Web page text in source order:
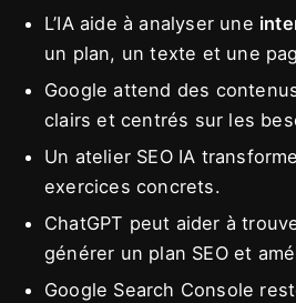
L’IA aide à analyser une
un plan, un texte et une
Google attend des
clairs et centrés sur les
Un atelier SEO IA
exercices concrets.
ChatGPT peut aider à
générer un plan SEO et
Google Search Console